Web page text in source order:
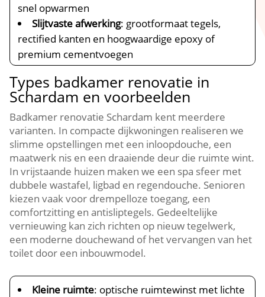
snel opwarmen
Slijtvaste afwerking: grootformaat tegels,
rectified kanten en hoogwaardige epoxy of
premium cementvoegen
Types badkamer renovatie in
Schardam en voorbeelden
Badkamer renovatie Schardam kent meerdere
varianten.​ In compacte dijkwoningen realiseren we
slimme opstellingen met een inloopdouche, een
maatwerk nis en een draaiende deur die ruimte wint.​
In vrijstaande huizen maken we een spa sfeer met
dubbele wastafel, ligbad en regendouche.​ Senioren
kiezen vaak voor drempelloze toegang, een
comfortzitting en antisliptegels.​ Gedeeltelijke
vernieuwing kan zich richten op nieuw tegelwerk,
een moderne douchewand of het vervangen van het
toilet door een inbouwmodel.​
Kleine ruimte: optische ruimtewinst met lichte